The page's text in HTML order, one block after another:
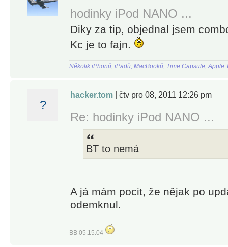
hodinky iPod NANO ...
Diky za tip, objednal jsem
Kc je to fajn.
Několik iPhonů, iPadů, MacBooků, Time Capsule, Apple
?
hacker.tom | čtv pro 08, 2011 12:26 pm
Re: hodinky iPod NANO ...
BT to nemá
A já mám pocit, že nějak po
odemknul.
BB 05.15.04